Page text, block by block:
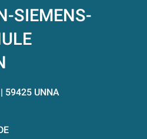
SIEMENS-
59425 UNNA